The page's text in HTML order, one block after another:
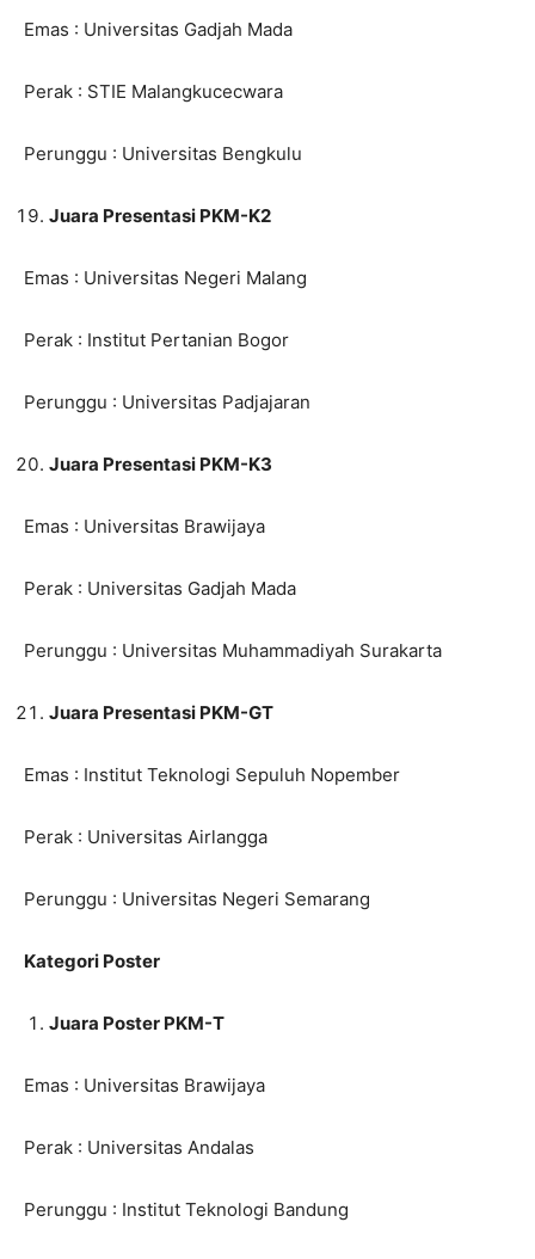
Emas : Universitas Gadjah Mada
Perak : STIE Malangkucecwara
Perunggu : Universitas Bengkulu
Juara Presentasi PKM-K2
Emas : Universitas Negeri Malang
Perak : Institut Pertanian Bogor
Perunggu : Universitas Padjajaran
Juara Presentasi PKM-K3
Emas : Universitas Brawijaya
Perak : Universitas Gadjah Mada
Perunggu : Universitas Muhammadiyah Surakarta
Juara Presentasi PKM-GT
Emas : Institut Teknologi Sepuluh Nopember
Perak : Universitas Airlangga
Perunggu : Universitas Negeri Semarang
Kategori Poster
Juara Poster PKM-T
Emas : Universitas Brawijaya
Perak : Universitas Andalas
Perunggu : Institut Teknologi Bandung